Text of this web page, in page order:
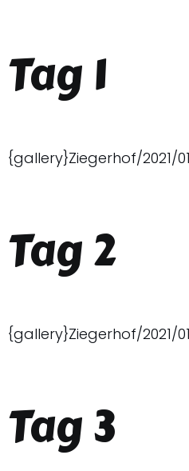
Tag 1
{gallery}Ziegerhof/2021/
Tag 2
{gallery}Ziegerhof/2021/
Tag 3